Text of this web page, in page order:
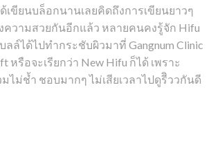
เขียนบล็อกนานเลยคิดถึงการเขียนยาวๆ
ความสวยกันอีกแล้ว หลายคนคงรู้จัก Hifu
ลล์ได้ไปทำกระชับผิวมาที่ Gangnum Clinic
หรือจะเรียกว่า New Hifu ก็ได้ เพราะ
มไม่ช้ำ ชอบมากๆ ไม่เสียเวลาไปดูรีิววกันดี